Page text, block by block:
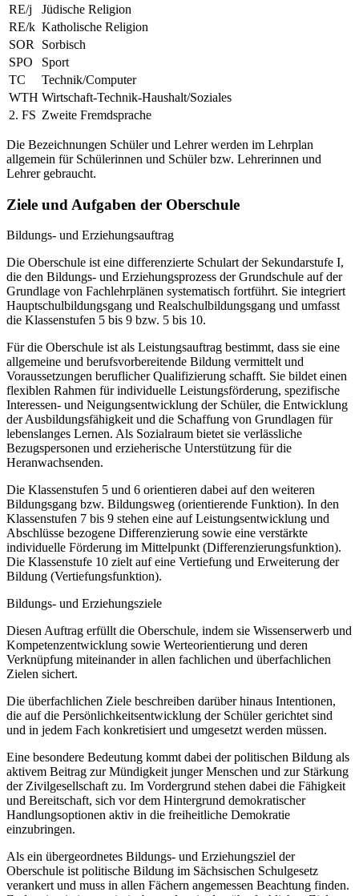
RE/j
Jüdische Religion
RE/k Katholische Religion
SOR
Sorbisch
SPO
Sport
TC
Technik/Computer
WTH Wirtschaft-Technik-Haushalt/Soziales
2. FS Zweite Fremdsprache
Die Bezeichnungen Schüler und Lehrer werden im Lehrplan
allgemein für Schülerinnen und Schüler bzw. Lehrerinnen und
Lehrer gebraucht.
Ziele und Aufgaben der Oberschule
Bildungs- und Erziehungsauftrag
Die Oberschule ist eine differenzierte Schulart der Sekundarstufe I,
die den Bildungs- und Erziehungsprozess der Grundschule auf der
Grundlage von Fachlehrplänen systematisch fortführt. Sie integriert
Hauptschulbildungsgang und Realschulbildungsgang und umfasst
die Klassenstufen 5 bis 9 bzw. 5 bis 10.
Für die Oberschule ist als Leistungsauftrag bestimmt, dass sie eine
allgemeine und berufsvorbereitende Bildung vermittelt und
Voraussetzungen beruflicher Qualifizierung schafft. Sie bildet einen
flexiblen Rahmen für individuelle Leistungsförderung, spezifische
Interessen- und Neigungsentwicklung der Schüler, die Entwicklung
der Ausbildungsfähigkeit und die Schaffung von Grundlagen für
lebenslanges Lernen. Als Sozialraum bietet sie verlässliche
Bezugspersonen und erzieherische Unterstützung für die
Heranwachsenden.
Die Klassenstufen 5 und 6 orientieren dabei auf den weiteren
Bildungsgang bzw. Bildungsweg (orientierende Funktion). In den
Klassenstufen 7 bis 9 stehen eine auf Leistungsentwicklung und
Abschlüsse bezogene Differenzierung sowie eine verstärkte
individuelle Förderung im Mittelpunkt (Differenzierungsfunktion).
Die Klassenstufe 10 zielt auf eine Vertiefung und Erweiterung der
Bildung (Vertiefungsfunktion).
Bildungs- und Erziehungsziele
Diesen Auftrag erfüllt die Oberschule, indem sie Wissenserwerb und
Kompetenzentwicklung sowie Werteorientierung und deren
Verknüpfung miteinander in allen fachlichen und überfachlichen
Zielen sichert.
Die überfachlichen Ziele beschreiben darüber hinaus Intentionen,
die auf die Persönlichkeitsentwicklung der Schüler gerichtet sind
und in jedem Fach konkretisiert und umgesetzt werden müssen.
Eine besondere Bedeutung kommt dabei der politischen Bildung als
aktivem Beitrag zur Mündigkeit junger Menschen und zur Stärkung
der Zivilgesellschaft zu. Im Vordergrund stehen dabei die Fähigkeit
und Bereitschaft, sich vor dem Hintergrund demokratischer
Handlungsoptionen aktiv in die freiheitliche Demokratie
einzubringen.
Als ein übergeordnetes Bildungs- und Erziehungsziel der
Oberschule ist politische Bildung im Sächsischen Schulgesetz
verankert und muss in allen Fächern angemessen Beachtung finden.